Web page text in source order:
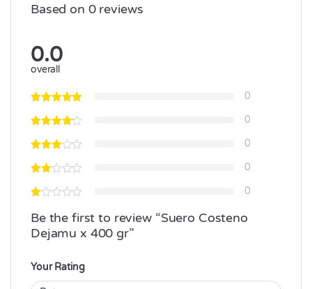
Based on 0 reviews
0.0
overall
0
0
0
0
0
Be the first to review “Suero Costeno
Dejamu x 400 gr”
Your Rating